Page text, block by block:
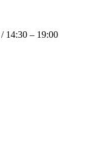
14:30 – 19:00